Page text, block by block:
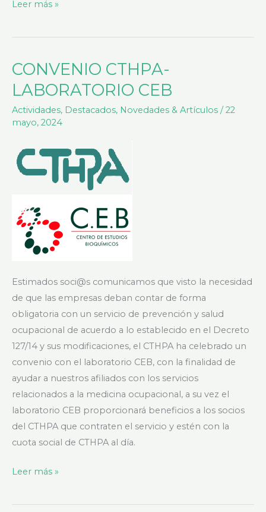
Leer más »
CONVENIO CTHPA-
LABORATORIO CEB
Actividades, Destacados, Novedades & Artículos /22
mayo, 2024
Estimados soci@s comunicamos que visto la necesidad
de que las empresas deban contar de forma
obligatoria con un servicio de prevención y salud
ocupacional de acuerdo a lo establecido en el Decreto
127/14 y sus modificaciones, el CTHPA ha celebrado un
convenio con el laboratorio CEB, con la finalidad de
ayudar a nuestros afiliados con los servicios
relacionados a la medicina ocupacional, a su vez el
laboratorio CEB proporcionará beneficios a los socios
del CTHPA que contraten el servicio y estén con la
cuota social de CTHPA al día.
CONVENIO
CTHPA-
LABORATORIO
CEB
Leer más »